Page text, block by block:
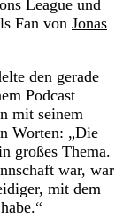
League und
Fan von Jonas
den gerade
Podcast
mit seinem
Worten: „Die
großes Thema.
war, war
mit dem